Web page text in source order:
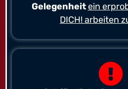
Gelegenheit ein
DICH! arbeiten